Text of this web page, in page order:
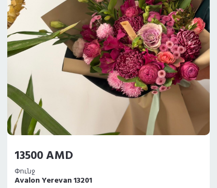
13500 AMD
Փունջ
Avalon Yerevan 13201